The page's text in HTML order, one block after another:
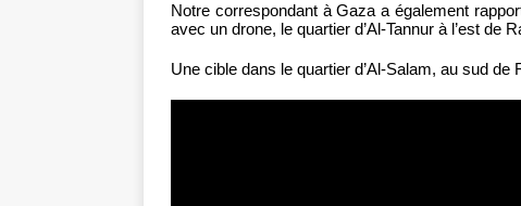
Notre correspondant à Gaza a également
avec un drone, le quartier d’Al-Tannur à l’est de
Une cible dans le quartier d’Al-Salam, au sud